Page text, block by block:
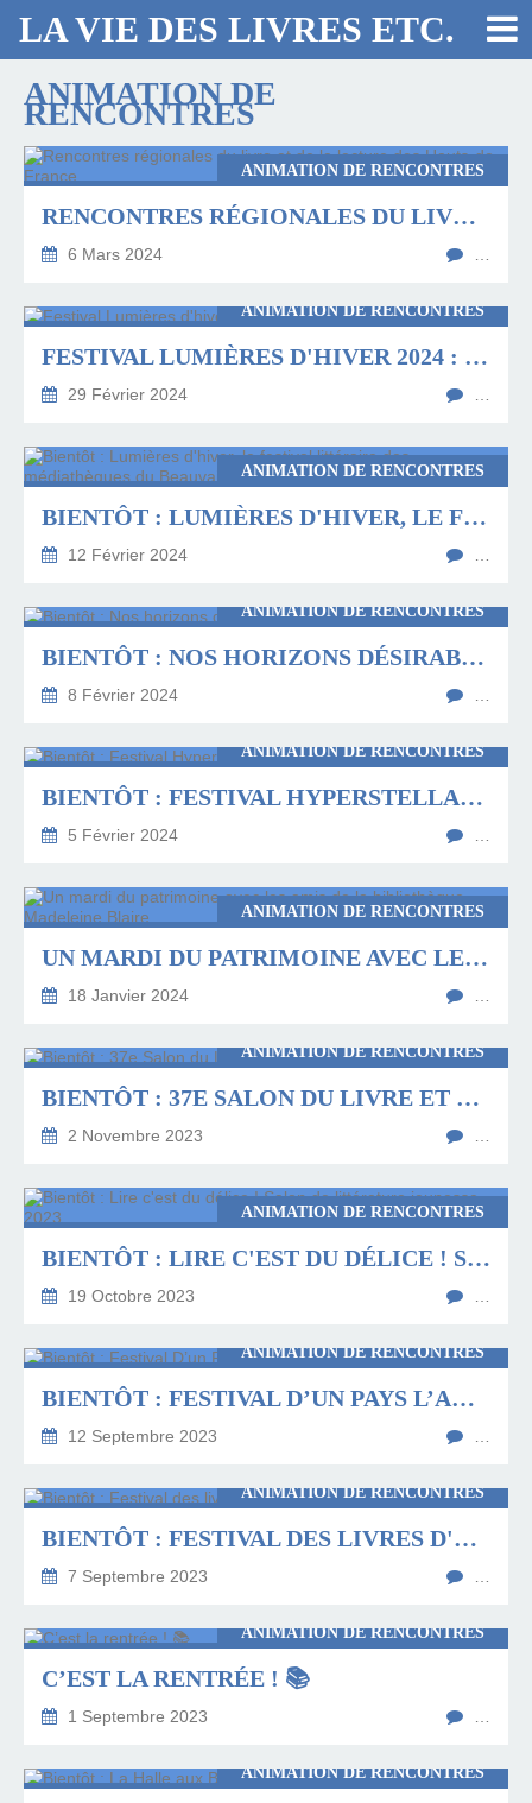
LA VIE DES LIVRES ETC.
ANIMATION DE
RENCONTRES
ANIMATION DE RENCONTRES
RENCONTRES RÉGIONALES DU LIVRE ET DE LA LECTURE DES HAUTS-DE-FRANCE
6 Mars 2024
ANIMATION DE RENCONTRES
FESTIVAL LUMIÈRES D'HIVER 2024 : ECRITURE ET LIBERTÉ
29 Février 2024
ANIMATION DE RENCONTRES
BIENTÔT : LUMIÈRES D'HIVER, LE FESTIVAL LITTÉRAIRE DES MÉDIATHÈQUES DU BEAUVAISIS
12 Février 2024
ANIMATION DE RENCONTRES
BIENTÔT : NOS HORIZONS DÉSIRABLES À BOULOGNE-SUR-MER
8 Février 2024
ANIMATION DE RENCONTRES
BIENTÔT : FESTIVAL HYPERSTELLAIRE DE REIMS ET TINQUEUX
5 Février 2024
ANIMATION DE RENCONTRES
UN MARDI DU PATRIMOINE AVEC LES AMIS DE LA BIBLIOTHÈQUE MADELEINE BLAIRE
18 Janvier 2024
ANIMATION DE RENCONTRES
BIENTÔT : 37E SALON DU LIVRE ET DE LA BD DE CREIL
2 Novembre 2023
ANIMATION DE RENCONTRES
BIENTÔT : LIRE C'EST DU DÉLICE ! SALON DE LITTÉRATURE JEUNESSE 2023
19 Octobre 2023
ANIMATION DE RENCONTRES
BIENTÔT : FESTIVAL D’UN PAYS L’AUTRE
12 Septembre 2023
ANIMATION DE RENCONTRES
BIENTÔT : FESTIVAL DES LIVRES D'EN HAUT À LILLE
7 Septembre 2023
ANIMATION DE RENCONTRES
C’EST LA RENTRÉE ! 📚
1 Septembre 2023
ANIMATION DE RENCONTRES